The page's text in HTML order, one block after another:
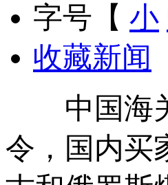
字号【 小
收藏新闻
中国海关
令，国内买